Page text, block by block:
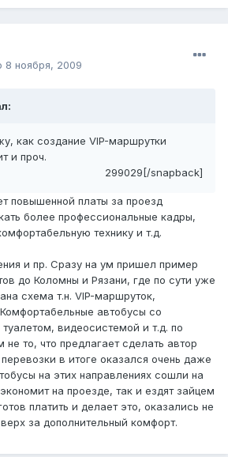
8 ноября, 2009
как создание VIP-маршрутки
и проч.
299029[/snapback]
повышенной платы за проезд
более профессиональные кадры,
технику и т.д.
и пр. Сразу на ум пришел пример
до Коломны и Рязани, где по сути уже
схема т.н. VIP-маршруток,
автобусы со
видеосистемой и т.д. по
то, что предлагает сделать автор
в итоге оказался очень даже
на этих направлениях сошли на
на проезде, так и ездят зайцем
платить и делает это, оказались не
за дополнительный комфорт.